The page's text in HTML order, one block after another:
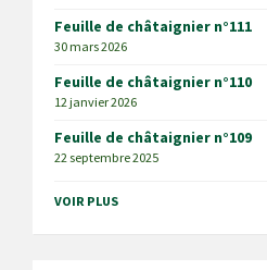
Feuille de châtaignier n°111
30 mars 2026
Feuille de châtaignier n°110
12 janvier 2026
Feuille de châtaignier n°109
22 septembre 2025
VOIR PLUS